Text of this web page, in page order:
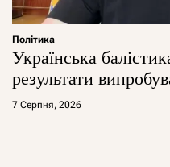
Політика
Українська
результати
7 Серпня, 2026